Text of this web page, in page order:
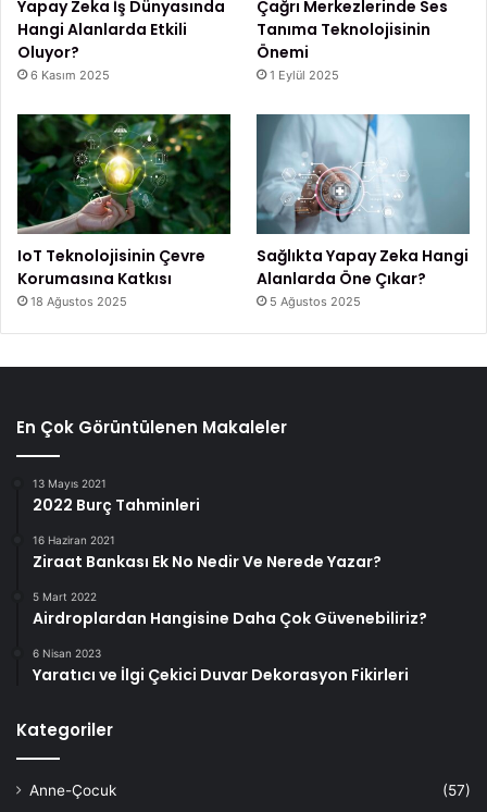
Yapay Zeka İş Dünyasında
Hangi Alanlarda Etkili
Oluyor?
6 Kasım 2025
Çağrı Merkezlerinde Ses
Tanıma Teknolojisinin
Önemi
1 Eylül 2025
IoT Teknolojisinin Çevre
Korumasına Katkısı
18 Ağustos 2025
Sağlıkta Yapay Zeka Hangi
Alanlarda Öne Çıkar?
5 Ağustos 2025
En Çok Görüntülenen Makaleler
13 Mayıs 2021
2022 Burç Tahminleri
16 Haziran 2021
Ziraat Bankası Ek No Nedir Ve Nerede Yazar?
5 Mart 2022
Airdroplardan Hangisine Daha Çok Güvenebiliriz?
6 Nisan 2023
Yaratıcı ve İlgi Çekici Duvar Dekorasyon Fikirleri
Kategoriler
Anne-Çocuk
(57)